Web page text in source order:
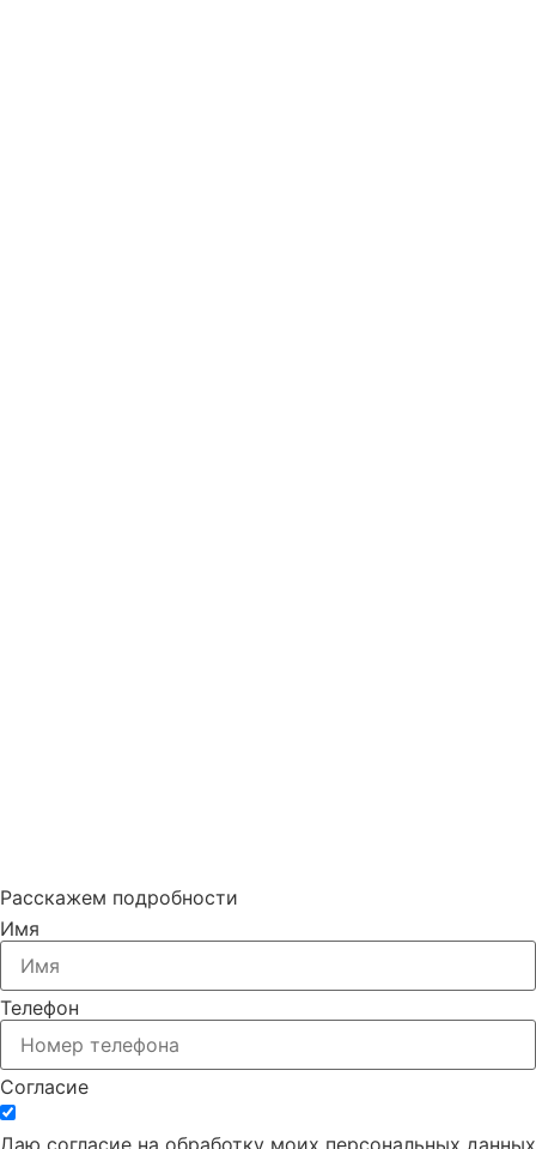
Расскажем подробности
Имя
Телефон
Согласие
Даю согласие на обработку моих персональных данных